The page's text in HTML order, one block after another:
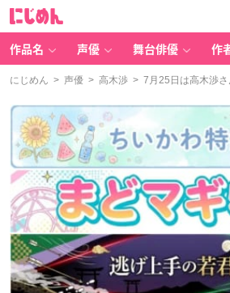
作品名 声優 舞台俳優 作
にじめん > 声優 > 高木渉 > 7月25日は高木渉